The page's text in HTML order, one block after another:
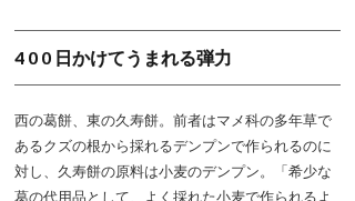
4 0 0 日かけてうまれる弾力
西の葛餅、東の久寿餅。前者はマメ科の多年草で
あるクズの根から採れるデンプンで作られるのに
対し、久寿餅の原料は小麦のデンプン。「希少な
葛の代用品として、よく採れた小麦で作られるよ